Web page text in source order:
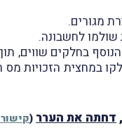
הנוסף בחלקים שווים,
במחצית הזכויות מס
, דחתה את הערר (